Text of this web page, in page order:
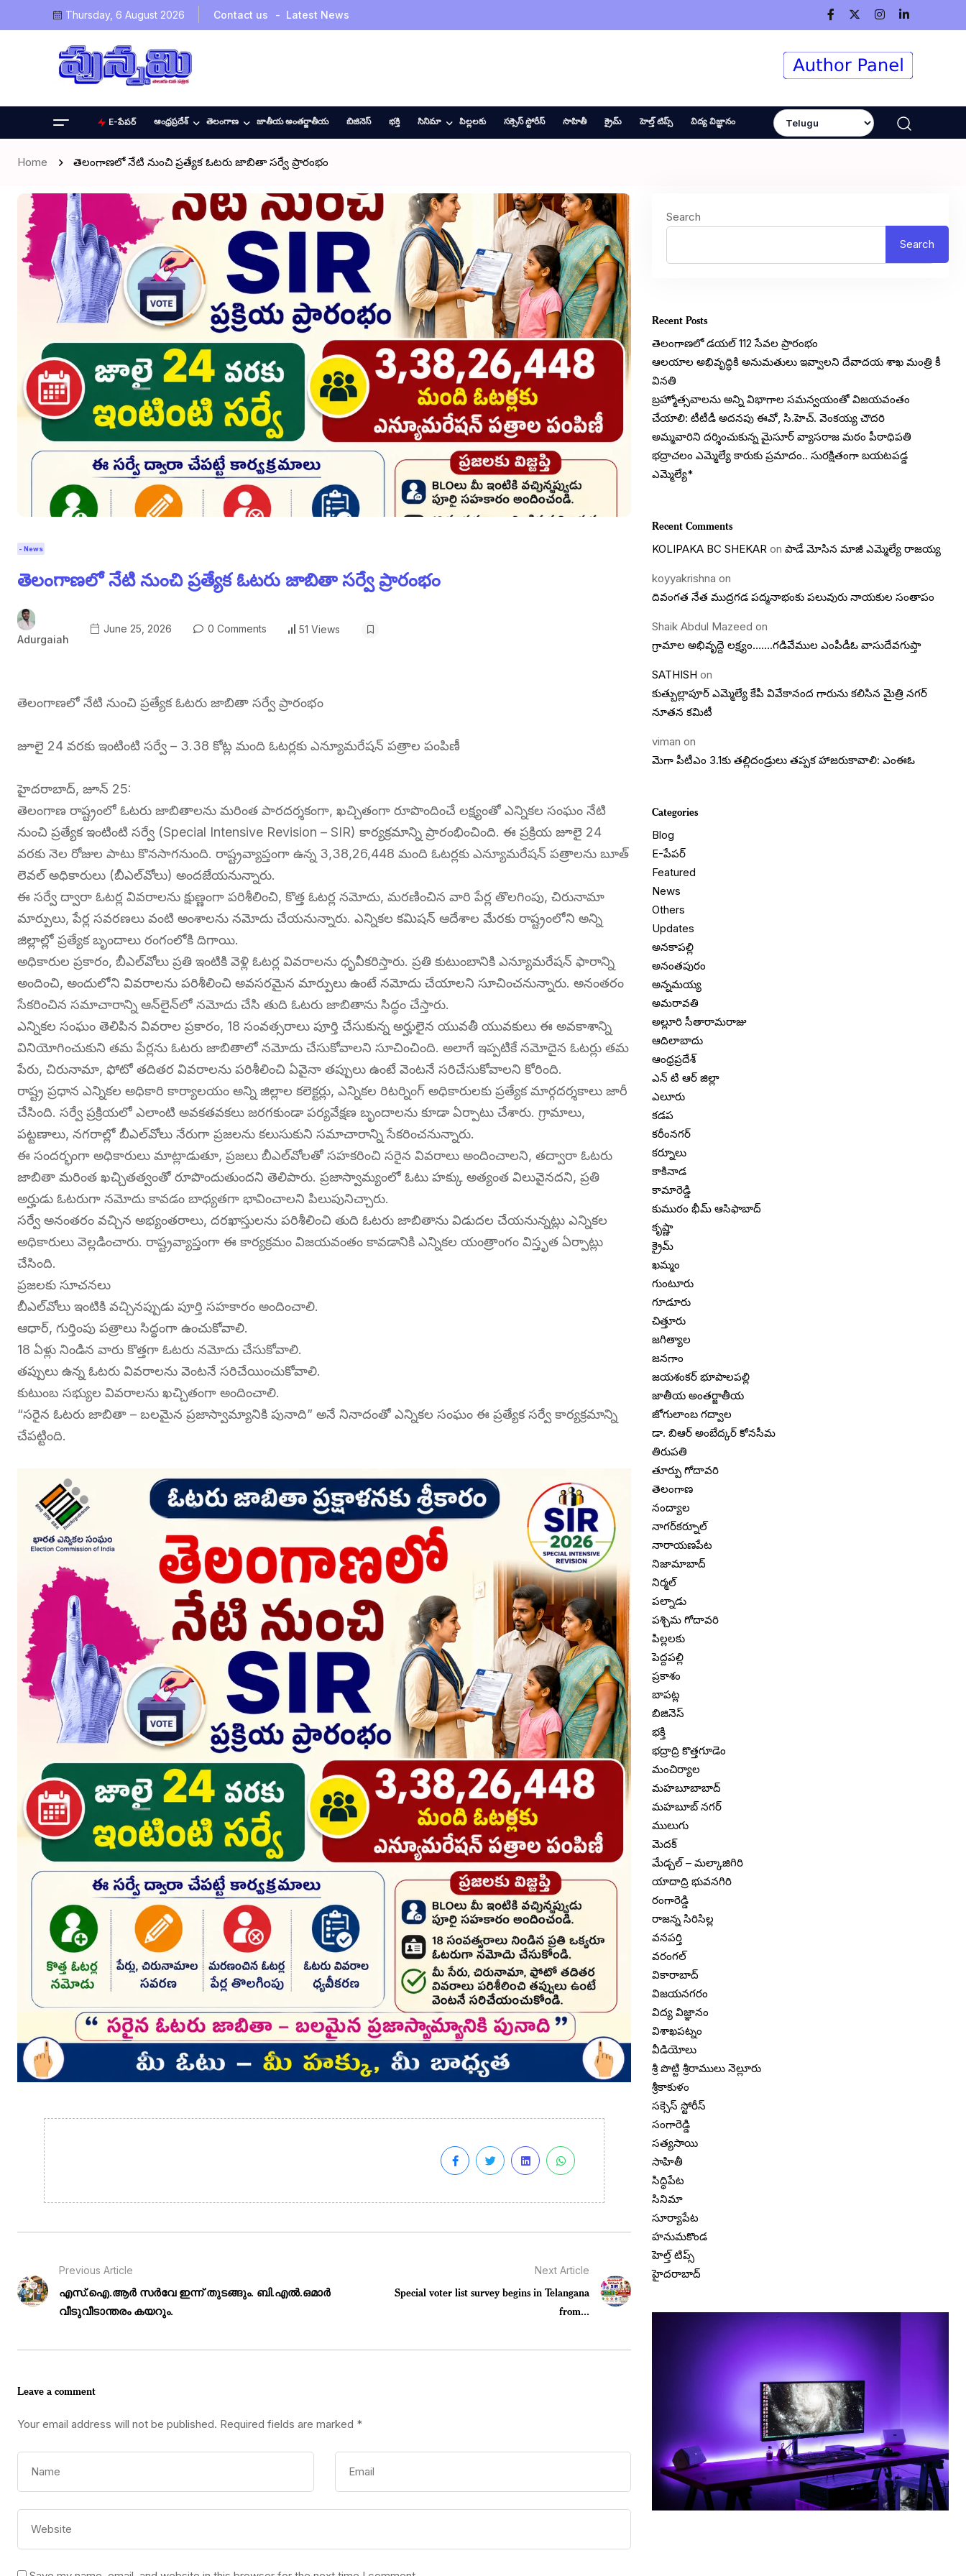
Thursday, 6 August 2026 Contact us Latest News
E-పేపర్ ఆంధ్రప్రదేశ్ తెలంగాణ జాతీయ అంతర్జాతీయ బిజినెస్ భక్తి సినిమా పిల్లలకు సక్సెస్ స్టోరీస్ సాహితీ క్రైమ్ హెల్త్ టిప్స్ విద్య విజ్ఞానం
Home తెలంగాణలో నేటి నుంచి ప్రత్యేక ఓటరు జాబితా సర్వే ప్రారంభం
- News
తెలంగాణలో నేటి నుంచి ప్రత్యేక ఓటరు జాబితా సర్వే ప్రారంభం
Adurgaiah
June 25, 2026 0 Comments 51 Views
తెలంగాణలో నేటి నుంచి ప్రత్యేక ఓటరు జాబితా సర్వే ప్రారంభం
జూలై 24 వరకు ఇంటింటి సర్వే – 3.38 కోట్ల మంది ఓటర్లకు ఎన్యూమరేషన్ పత్రాల పంపిణీ
హైదరాబాద్, జూన్ 25:
తెలంగాణ రాష్ట్రంలో ఓటరు జాబితాలను మరింత పారదర్శకంగా, ఖచ్చితంగా రూపొందించే లక్ష్యంతో ఎన్నికల సంఘం నేటి
నుంచి ప్రత్యేక ఇంటింటి సర్వే (Special Intensive Revision – SIR) కార్యక్రమాన్ని ప్రారంభించింది. ఈ ప్రక్రియ జూలై 24
వరకు నెల రోజుల పాటు కొనసాగనుంది. రాష్ట్రవ్యాప్తంగా ఉన్న 3,38,26,448 మంది ఓటర్లకు ఎన్యూమరేషన్ పత్రాలను బూత్
లెవల్ అధికారులు (బీఎల్‌వోలు) అందజేయనున్నారు.
ఈ సర్వే ద్వారా ఓటర్ల వివరాలను క్షుణ్ణంగా పరిశీలించి, కొత్త ఓటర్ల నమోదు, మరణించిన వారి పేర్ల తొలగింపు, చిరునామా
మార్పులు, పేర్ల సవరణలు వంటి అంశాలను నమోదు చేయనున్నారు. ఎన్నికల కమిషన్ ఆదేశాల మేరకు రాష్ట్రంలోని అన్ని
జిల్లాల్లో ప్రత్యేక బృందాలు రంగంలోకి దిగాయి.
అధికారుల ప్రకారం, బీఎల్‌వోలు ప్రతి ఇంటికి వెళ్లి ఓటర్ల వివరాలను ధృవీకరిస్తారు. ప్రతి కుటుంబానికి ఎన్యూమరేషన్ ఫారాన్ని
అందించి, అందులోని వివరాలను పరిశీలించి అవసరమైన మార్పులు ఉంటే నమోదు చేయాలని సూచించనున్నారు. అనంతరం
సేకరించిన సమాచారాన్ని ఆన్‌లైన్‌లో నమోదు చేసి తుది ఓటరు జాబితాను సిద్ధం చేస్తారు.
ఎన్నికల సంఘం తెలిపిన వివరాల ప్రకారం, 18 సంవత్సరాలు పూర్తి చేసుకున్న అర్హులైన యువతీ యువకులు ఈ అవకాశాన్ని
వినియోగించుకుని తమ పేర్లను ఓటరు జాబితాలో నమోదు చేసుకోవాలని సూచించింది. అలాగే ఇప్పటికే నమోదైన ఓటర్లు తమ
పేరు, చిరునామా, ఫోటో తదితర వివరాలను పరిశీలించి ఏవైనా తప్పులు ఉంటే వెంటనే సరిచేసుకోవాలని కోరింది.
రాష్ట్ర ప్రధాన ఎన్నికల అధికారి కార్యాలయం అన్ని జిల్లాల కలెక్టర్లు, ఎన్నికల రిటర్నింగ్ అధికారులకు ప్రత్యేక మార్గదర్శకాలు జారీ
చేసింది. సర్వే ప్రక్రియలో ఎలాంటి అవకతవకలు జరగకుండా పర్యవేక్షణ బృందాలను కూడా ఏర్పాటు చేశారు. గ్రామాలు,
పట్టణాలు, నగరాల్లో బీఎల్‌వోలు నేరుగా ప్రజలను కలుసుకుని సమాచారాన్ని సేకరించనున్నారు.
ఈ సందర్భంగా అధికారులు మాట్లాడుతూ, ప్రజలు బీఎల్‌వోలతో సహకరించి సరైన వివరాలు అందించాలని, తద్వారా ఓటరు
జాబితా మరింత ఖచ్చితత్వంతో రూపొందుతుందని తెలిపారు. ప్రజాస్వామ్యంలో ఓటు హక్కు అత్యంత విలువైనదని, ప్రతి
అర్హుడు ఓటరుగా నమోదు కావడం బాధ్యతగా భావించాలని పిలుపునిచ్చారు.
సర్వే అనంతరం వచ్చిన అభ్యంతరాలు, దరఖాస్తులను పరిశీలించి తుది ఓటరు జాబితాను విడుదల చేయనున్నట్లు ఎన్నికల
అధికారులు వెల్లడించారు. రాష్ట్రవ్యాప్తంగా ఈ కార్యక్రమం విజయవంతం కావడానికి ఎన్నికల యంత్రాంగం విస్తృత ఏర్పాట్లు
చేసింది.
ప్రజలకు సూచనలు
బీఎల్‌వోలు ఇంటికి వచ్చినప్పుడు పూర్తి సహకారం అందించాలి.
ఆధార్, గుర్తింపు పత్రాలు సిద్ధంగా ఉంచుకోవాలి.
18 ఏళ్లు నిండిన వారు కొత్తగా ఓటరు నమోదు చేసుకోవాలి.
తప్పులు ఉన్న ఓటరు వివరాలను వెంటనే సరిచేయించుకోవాలి.
కుటుంబ సభ్యుల వివరాలను ఖచ్చితంగా అందించాలి.
“సరైన ఓటరు జాబితా – బలమైన ప్రజాస్వామ్యానికి పునాది” అనే నినాదంతో ఎన్నికల సంఘం ఈ ప్రత్యేక సర్వే కార్యక్రమాన్ని
చేపట్టింది.
Previous Article
എസ്.ഐ.ആർ സർവേ ഇന്ന് തുടങ്ങും. ബി.എൽ.ഒമാർ
വീടുവീടാന്തരം കയറും.
Next Article
Special voter list survey begins in Telangana
from...
Leave a comment
Your email address will not be published. Required fields are marked *
Search
Search
Recent Posts
తెలంగాణలో డయల్‌ 112 సేవల ప్రారంభం
ఆలయాల అభివృద్ధికి అనుమతులు ఇవ్వాలని దేవాదయ శాఖ మంత్రి కీ
వినతి
బ్రహ్మోత్సవాలను అన్ని విభాగాల సమన్వయంతో విజయవంతం
చేయాలి: టీటీడీ అదనపు ఈవో, సి.హెచ్. వెంకయ్య చౌదరి
అమ్మవారిని దర్శించుకున్న మైసూర్ వ్యాసరాజ మఠం పీఠాధిపతి
భద్రాచలం ఎమ్మెల్యే కారుకు ప్రమాదం.. సురక్షితంగా బయటపడ్డ
ఎమ్మెల్యే*
Recent Comments
KOLIPAKA BC SHEKAR onపాడే మోసిన మాజీ ఎమ్మెల్యే రాజయ్య
koyyakrishna on
దివంగత నేత ముద్రగడ పద్మనాభంకు పలువురు నాయకుల సంతాపం
Shaik Abdul Mazeed on
గ్రామాల అభివృద్దె లక్ష్యం…….గడివేముల ఎంపీడీఓ వాసుదేవగుప్తా
SATHISH on
కుత్బుల్లాపూర్ ఎమ్మెల్యే కేపీ వివేకానంద గారును కలిసిన మైత్రి నగర్
నూతన కమిటీ
viman on
మెగా పీటీఎం 3.1కు తల్లిదండ్రులు తప్పక హాజరుకావాలి: ఎంఈఓ
Categories
Blog
E-పేపర్
Featured
News
Others
Updates
అనకాపల్లి
అనంతపురం
అన్నమయ్య
అమరావతి
అల్లూరి సీతారామరాజు
ఆదిలాబాదు
ఆంధ్రప్రదేశ్
ఎన్ టి ఆర్ జిల్లా
ఎలూరు
కడప
కరీంనగర్
కర్నూలు
కాకినాడ
కామారెడ్డి
కుమురం భీమ్ ఆసిఫాబాద్
కృష్ణా
క్రైమ్
ఖమ్మం
గుంటూరు
గూడూరు
చిత్తూరు
జగిత్యాల
జనగాం
జయశంకర్ భూపాలపల్లి
జాతీయ అంతర్జాతీయ
జోగులాంబ గద్వాల
డా. బిఆర్ అంబేద్కర్ కోనసీమ
తిరుపతి
తూర్పు గోదావరి
తెలంగాణ
నంద్యాల
నాగర్‌కర్నూల్
నారాయణపేట
నిజామాబాద్
నిర్మల్
పల్నాడు
పశ్చిమ గోదావరి
పిల్లలకు
పెద్దపల్లి
ప్రకాశం
బాపట్ల
బిజినెస్
భక్తి
భద్రాద్రి కొత్తగూడెం
మంచిర్యాల
మహబూబాబాద్
మహబూబ్ నగర్
ములుగు
మెదక్
మేడ్చల్ – మల్కాజిగిరి
యాదాద్రి భువనగిరి
రంగారెడ్డి
రాజన్న సిరిసిల్ల
వనపర్తి
వరంగల్
వికారాబాద్
విజయనగరం
విద్య విజ్ఞానం
విశాఖపట్నం
వీడియోలు
శ్రీ పొట్టి శ్రీరాములు నెల్లూరు
శ్రీకాకుళం
సక్సెస్ స్టోరీస్
సంగారెడ్డి
సత్యసాయి
సాహితీ
సిద్ధిపేట
సినిమా
సూర్యాపేట
హనుమకొండ
హెల్త్ టిప్స్
హైదరాబాద్